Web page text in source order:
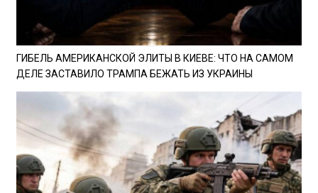
ГИБЕЛЬ АМЕРИКАНСКОЙ ЭЛИТЫ В КИЕВЕ: ЧТО НА САМОМ
ДЕЛЕ ЗАСТАВИЛО ТРАМПА БЕЖАТЬ ИЗ УКРАИНЫ